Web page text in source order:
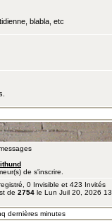
blabla, etc
de s'inscrire.
0 Invisible et 423
de 2754 le Lun Juil 20, 2026
dernières minutes